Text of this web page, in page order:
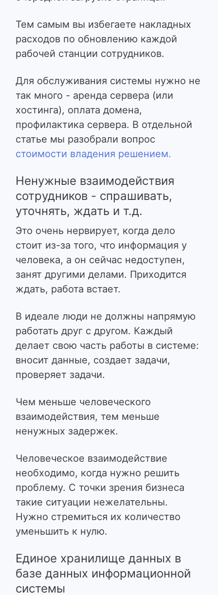
Тем самым вы избегаете накладных
расходов по обновлению каждой
рабочей станции сотрудников.
Для обслуживания системы нужно не
так много - аренда сервера (или
хостинга), оплата домена,
профилактика сервера. В отдельной
статье мы разобрали вопрос
стоимости владения решением.
Ненужные взаимодействия
сотрудников - спрашивать,
уточнять, ждать и т.д.
Это очень нервирует, когда дело
стоит из-за того, что информация у
человека, а он сейчас недоступен,
занят другими делами. Приходится
ждать, работа встает.
В идеале люди не должны напрямую
работать друг с другом. Каждый
делает свою часть работы в системе:
вносит данные, создает задачи,
проверяет задачи.
Чем меньше человеческого
взаимодействия, тем меньше
ненужных задержек.
Человеческое взаимодействие
необходимо, когда нужно решить
проблему. С точки зрения бизнеса
такие ситуации нежелательны.
Нужно стремиться их количество
уменьшить к нулю.
Единое хранилище данных в
базе данных информационной
системы